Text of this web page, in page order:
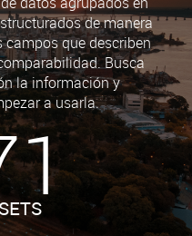
de manera
que describen
Busca
la información y
a usarla.